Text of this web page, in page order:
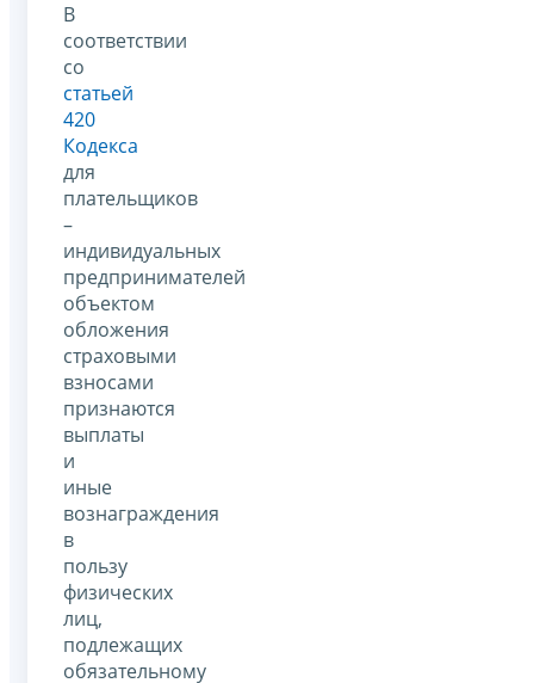
В
соответствии
со
статьей
420
Кодекса
для
плательщиков
–
индивидуальных
предпринимателей
объектом
обложения
страховыми
взносами
признаются
выплаты
и
иные
вознаграждения
в
пользу
физических
лиц,
подлежащих
обязательному